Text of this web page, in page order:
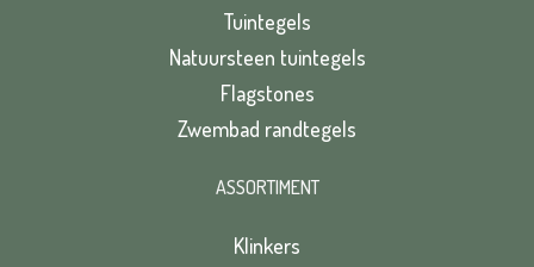
Tuintegels
Natuursteen tuintegels
Flagstones
Zwembad randtegels
ASSORTIMENT
Klinkers